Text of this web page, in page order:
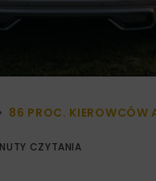
86 PROC. KIEROWCÓW
CZYTANIA